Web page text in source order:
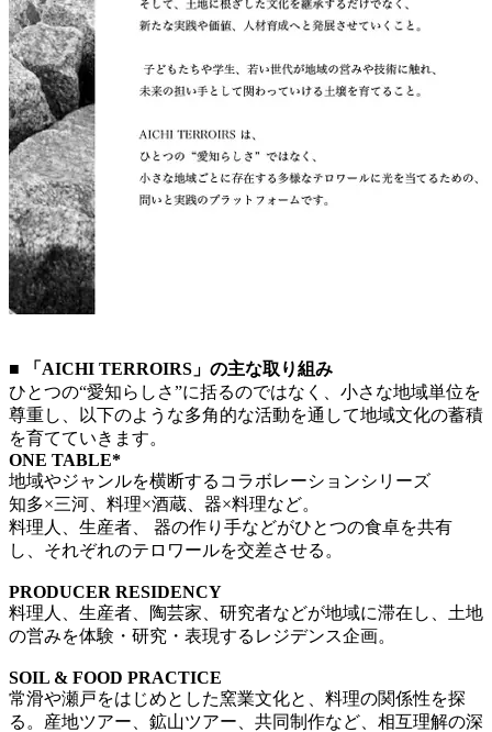
■ 「AICHI TERROIRS」の主な取り組み
ひとつの“愛知らしさ”に括るのではなく、小さな地域単位を
尊重し、以下のような多角的な活動を通して地域文化の蓄積
を育てていきます。
ONE TABLE*
地域やジャンルを横断するコラボレーションシリーズ
知多×三河、料理×酒蔵、器×料理など。
料理人、生産者、 器の作り手などがひとつの食卓を共有
し、それぞれのテロワールを交差させる。
PRODUCER RESIDENCY
料理人、生産者、陶芸家、研究者などが地域に滞在し、土地
の営みを体験・研究・表現するレジデンス企画。
SOIL & FOOD PRACTICE
常滑や瀬戸をはじめとした窯業文化と、料理の関係性を探
る。産地ツアー、鉱山ツアー、共同制作など、相互理解の深